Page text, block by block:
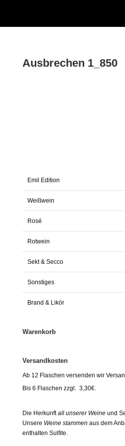
Ausbrechen 1_850
Emil Edition
Weißwein
Rosé
Rotwein
Sekt & Secco
Sonstiges
Brand & Likör
Warenkorb
Versandkosten
Ab 12 Flaschen versenden wir
Bis 6 Flaschen zzgl. 3,30€.
Die Herkunftall unserer Weineund
Unsere Weine stammen aus dem
enthalten Sulfite.